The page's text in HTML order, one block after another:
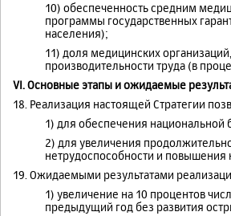
10) обеспеченность средним
программы государственных
населения);
11) доля медицинских
производительности труда (в
VI. Основные этапы и ожидаемые
18. Реализация настоящей Стратегии
1) для обеспечения национальной
2) для увеличения
нетрудоспособности и повышения
19. Ожидаемыми результатами
1) увеличение на 10 процентов
предыдущий год без развития